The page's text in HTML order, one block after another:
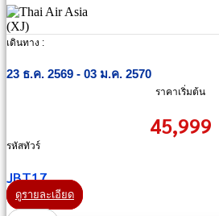
เดินทาง :
23 ธ.ค. 2569 - 03 ม.ค. 2570
ราคาเริ่มต้น
45,999
รหัสทัวร์
JBT17
ดูรายละเอียด